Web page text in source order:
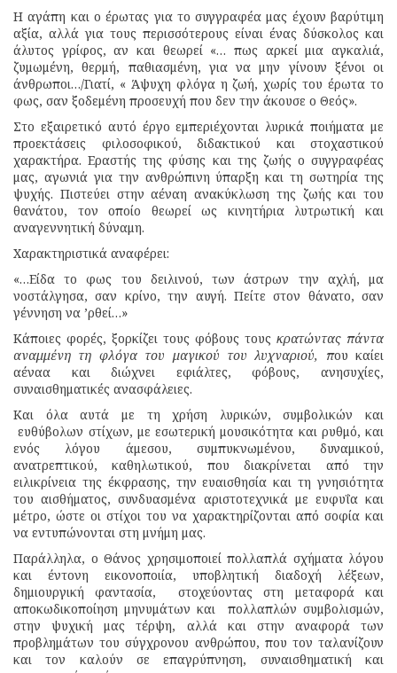
Η αγάπη και ο έρωτας για το συγγραφέα μας έχουν βαρύτιμη
αξία, αλλά για τους περισσότερους είναι ένας δύσκολος και
άλυτος γρίφος, αν και θεωρεί «… πως αρκεί μια αγκαλιά,
ζυμωμένη, θερμή, παθιασμένη, για να μην γίνουν ξένοι οι
άνθρωποι…/Γιατί, « Άψυχη φλόγα η ζωή, χωρίς του έρωτα το
φως, σαν ξοδεμένη προσευχή που δεν την άκουσε ο Θεός».
Στο εξαιρετικό αυτό έργο εμπεριέχονται λυρικά ποιήματα με
προεκτάσεις φιλοσοφικού, διδακτικού και στοχαστικού
χαρακτήρα. Εραστής της φύσης και της ζωής ο συγγραφέας
μας, αγωνιά για την ανθρώπινη ύπαρξη και τη σωτηρία της
ψυχής. Πιστεύει στην αέναη ανακύκλωση της ζωής και του
θανάτου, τον οποίο θεωρεί ως κινητήρια λυτρωτική και
αναγεννητική δύναμη.
Χαρακτηριστικά αναφέρει:
«…Είδα το φως του δειλινού, των άστρων την αχλή, μα
νοστάλγησα, σαν κρίνο, την αυγή. Πείτε στον θάνατο, σαν
γέννηση να ’ρθεί…»
Κάποιες φορές, ξορκίζει τους φόβους τους κρατώντας πάντα
αναμμένη τη φλόγα του μαγικού του λυχναριού, που καίει
αέναα και διώχνει εφιάλτες, φόβους, ανησυχίες,
συναισθηματικές ανασφάλειες.
Και όλα αυτά με τη χρήση λυρικών, συμβολικών και
ευθύβολων στίχων, με εσωτερική μουσικότητα και ρυθμό, και
ενός λόγου άμεσου, συμπυκνωμένου, δυναμικού,
ανατρεπτικού, καθηλωτικού, που διακρίνεται από την
ειλικρίνεια της έκφρασης, την ευαισθησία και τη γνησιότητα
του αισθήματος, συνδυασμένα αριστοτεχνικά με ευφυΐα και
μέτρο, ώστε οι στίχοι του να χαρακτηρίζονται από σοφία και
να εντυπώνονται στη μνήμη μας.
Παράλληλα, ο Θάνος χρησιμοποιεί πολλαπλά σχήματα λόγου
και έντονη εικονοποιία, υποβλητική διαδοχή λέξεων,
δημιουργική φαντασία, στοχεύοντας στη μεταφορά και
αποκωδικοποίηση μηνυμάτων και πολλαπλών συμβολισμών,
στην ψυχική μας τέρψη, αλλά και στην αναφορά των
προβλημάτων του σύγχρονου ανθρώπου, που τον ταλανίζουν
και τον καλούν σε επαγρύπνηση, συναισθηματική και